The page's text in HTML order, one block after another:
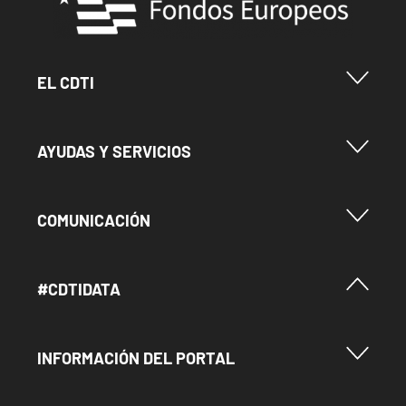
Menu Footer Cdti
EL CDTI
Menu Footer Ayudas y Servicios
AYUDAS Y SERVICIOS
Menu Footer Comunicación
COMUNICACIÓN
Menú Footer #Cdtidata
#CDTIDATA
Menu Footer Información del Portal
INFORMACIÓN DEL PORTAL